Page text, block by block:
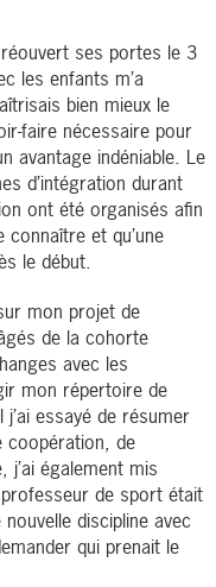
réouvert ses portes le 3
les enfants m’a
bien mieux le
faire nécessaire pour
avantage indéniable. Le
d’intégration durant
ont été organisés afin
et qu’une
le début.
mon projet de
de la cohorte
avec les
mon répertoire de
j’ai essayé de résumer
coopération, de
également mis
de sport était
discipline avec
qui prenait le